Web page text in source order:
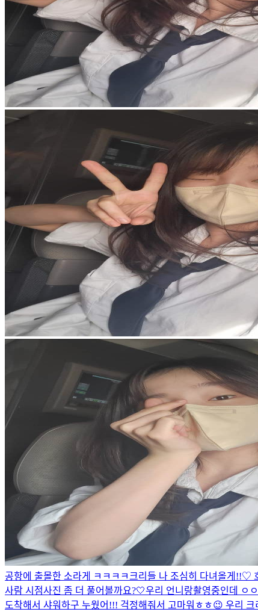
공항에 출몰한 소라게 ㅋㅋㅋㅋ 크리들 나 조심히 다녀올게!!♡
사람 시점사진 좀 더 풀어볼까요?🤍우리 언니랑촬영중인데 ㅇ
도착해서 샤워하구 누웠어!!! 걱정해줘서 고마워ㅎㅎ😉 우리